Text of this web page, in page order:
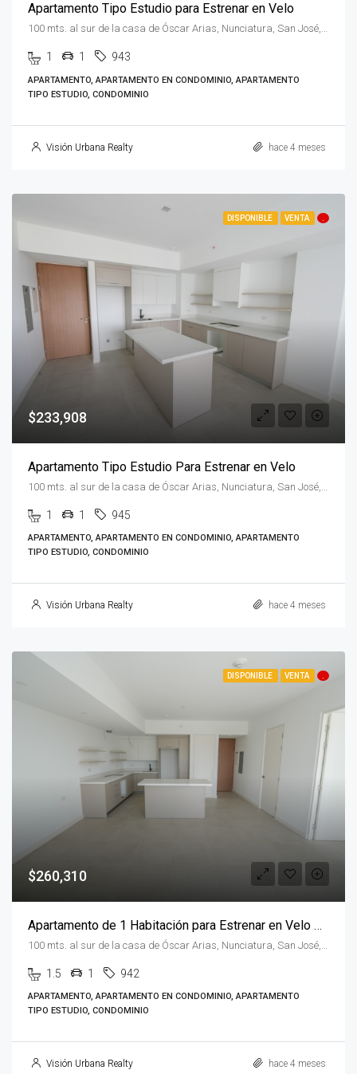
Apartamento Tipo Estudio para Estrenar en Velo
100 mts. al sur de la casa de Óscar Arias, Nunciatura, San José, Rohrmoser, Costa Rica
1 1 943
APARTAMENTO, APARTAMENTO EN CONDOMINIO, APARTAMENTO
TIPO ESTUDIO, CONDOMINIO
Visión Urbana Realty hace 4 meses
DISPONIBLE VENTA
$233,908
Apartamento Tipo Estudio Para Estrenar en Velo
100 mts. al sur de la casa de Óscar Arias, Nunciatura, San José, Rohrmoser, Costa Rica
1 1 945
APARTAMENTO, APARTAMENTO EN CONDOMINIO, APARTAMENTO
TIPO ESTUDIO, CONDOMINIO
Visión Urbana Realty hace 4 meses
DISPONIBLE VENTA .
$260,310
Apartamento de 1 Habitación para Estrenar en Velo Nunciatura
1.5 1 942
APARTAMENTO, APARTAMENTO EN CONDOMINIO, APARTAMENTO
TIPO ESTUDIO, CONDOMINIO
Visión Urbana Realty hace 4 meses